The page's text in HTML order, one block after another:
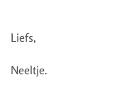
Liefs,
Neeltje.